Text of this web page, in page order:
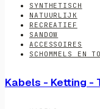
SYNTHETISCH
NATUURLIJK
RECREATIEF
SANDOW
ACCESSOIRES
SCHOMMELS EN
Kabels - Ketting -